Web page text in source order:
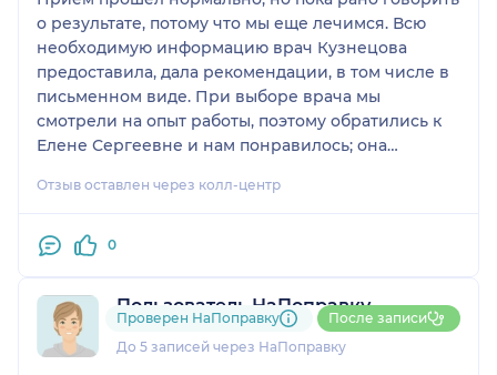
о результате, потому что мы еще лечимся. Всю
необходимую информацию врач Кузнецова
предоставила, дала рекомендации, в том числе в
письменном виде. При выборе врача мы
смотрели на опыт работы, поэтому обратились к
Елене Сергеевне и нам понравилось; она
Отзыв оставлен через колл-центр
0
Пользователь НаПоправку
1 отзыв
До 5 записей через НаПоправку
Проверен НаПоправку После записи